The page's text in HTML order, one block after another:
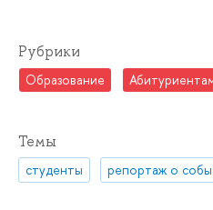
Рубрики
Образование
Темы
студенты репортаж о